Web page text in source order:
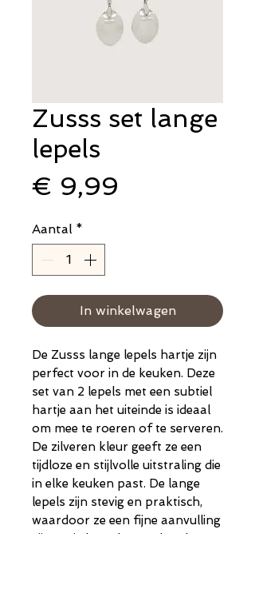
Zusss set lange
lepels
€ 9,99
Aantal *
In winkelwagen
De Zusss lange lepels hartje zijn
perfect voor in de keuken. Deze
set van 2 lepels met een subtiel
hartje aan het uiteinde is ideaal
om mee te roeren of te serveren.
De zilveren kleur geeft ze een
tijdloze en stijlvolle uitstraling die
in elke keuken past. De lange
lepels zijn stevig en praktisch,
waardoor ze een fijne aanvulling